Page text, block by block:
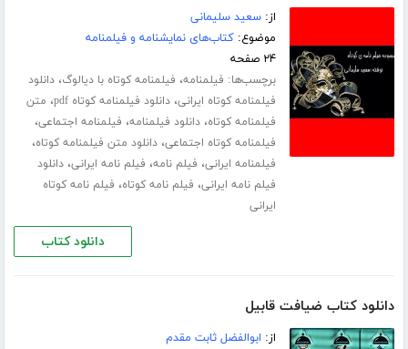
از:سعید سلیمانی
موضوع:کتاب‌های نمایشنامه و فیلمنامه
۲۴ صفحه
برچسب‌ها: فیلمنامه، فیلمنامه کوتاه با دیالوگ،دانلود
فیلمنامه کوتاه ایرانی،دانلود فیلمنامه کوتاه pdf ، متن
فیلمنامه کوتاه،دانلود فیلمنامه، فیلمنامه اجتماعی،
فیلمنامه کوتاه اجتماعی،دانلود متن فیلمنامه کوتاه،
فیلمنامه ایرانی، فیلم نامه، فیلم نامه ایرانی،دانلود
فیلم نامه ایرانی، فیلم نامه کوتاه، فیلم نامه کوتاه
ایرانی
دانلود کتاب
دانلود کتاب ضیافت قابیل
از: ابوالفضل ثابت مقدم